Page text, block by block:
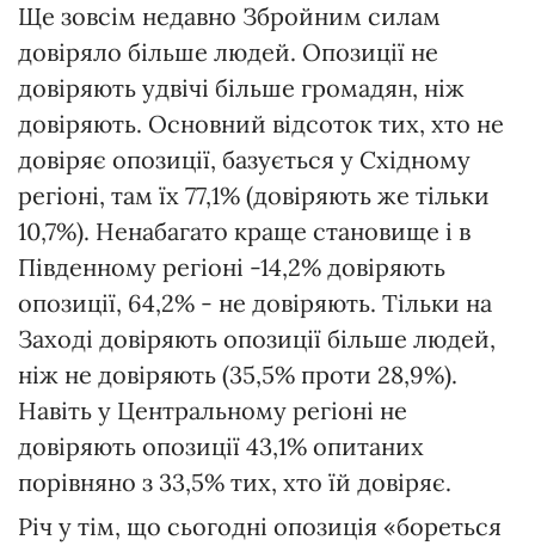
Ще зовсім недавно Збройним силам
довіряло більше людей. Опозиції не
довіряють удвічі більше громадян, ніж
довіряють. Основний відсоток тих, хто не
довіряє опозиції, базується у Східному
регіоні, там їх 77,1% (довіряють же тільки
10,7%). Ненабагато краще становище і в
Південному регіоні -14,2% довіряють
опозиції, 64,2% - не довіряють. Тільки на
Заході довіряють опозиції більше людей,
ніж не довіряють (35,5% проти 28,9%).
Навіть у Центральному регіоні не
довіряють опозиції 43,1% опитаних
порівняно з 33,5% тих, хто їй довіряє.
Річ у тім, що сьогодні опозиція «бореться